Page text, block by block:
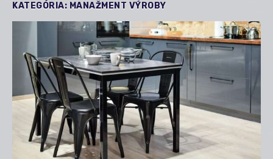
KATEGÓRIA: MANAŽMENT VÝROBY